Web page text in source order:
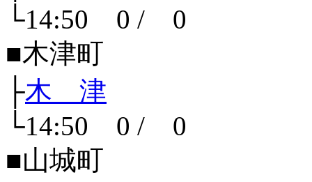
└14:50 0 / 0
■木津町
├木 津
└14:50 0 / 0
■山城町